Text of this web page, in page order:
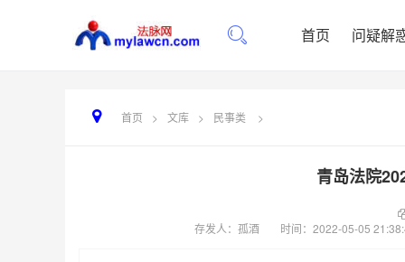
首页 问疑解
首页 > 文库 > 民事类 >
青岛法院
存发人：孤酒 时间：2022-05-05